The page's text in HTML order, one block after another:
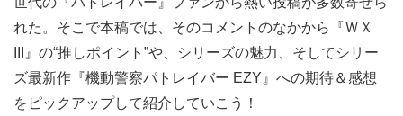
れた。そこで本稿では、そのコメントのなかから『ＷＸ
III』の“推しポイント”や、シリーズの魅力、そしてシリー
ズ最新作『機動警察パトレイバー EZY』への期待＆感想
をピックアップして紹介していこう！